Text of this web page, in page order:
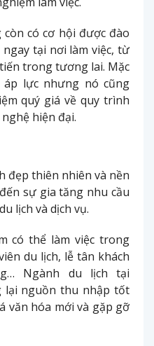
có cơ hội được đào
tại nơi làm việc, từ
trong tương lai. Mặc
lực nhưng nó cũng
quý giá về quy trình
hiện đại.
đẹp thiên nhiên và nền
sự gia tăng nhu cầu
lịch và dịch vụ.
có thể làm việc trong
du lịch, lễ tân khách
Ngành du lịch tại
lại nguồn thu nhập tốt
văn hóa mới và gặp gỡ